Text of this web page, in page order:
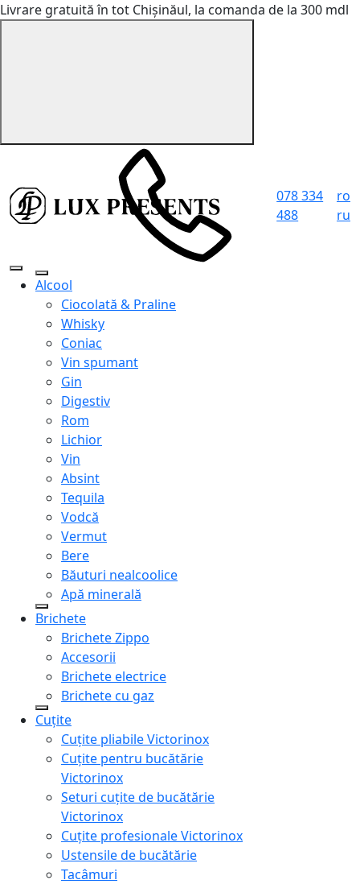
Livrare gratuită în tot Chișinăul, la comanda de la 300 mdl
078 334
488
ro
ru
Alcool
Ciocolată & Praline
Whisky
Coniac
Vin spumant
Gin
Digestiv
Rom
Lichior
Vin
Absint
Tequila
Vodcă
Vermut
Bere
Băuturi nealcoolice
Apă minerală
Brichete
Brichete Zippo
Accesorii
Brichete electrice
Brichete cu gaz
Cuțite
Cuțite pliabile Victorinox
Cuțite pentru bucătărie
Victorinox
Seturi cuțite de bucătărie
Victorinox
Cuțite profesionale Victorinox
Ustensile de bucătărie
Tacâmuri